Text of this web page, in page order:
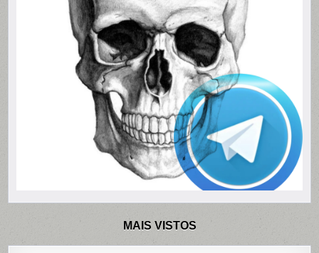
MAIS VISTOS